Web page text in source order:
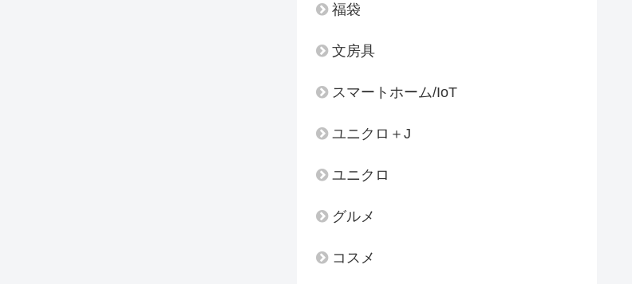
福袋
文房具
スマートホーム/IoT
ユニクロ＋J
ユニクロ
グルメ
コスメ